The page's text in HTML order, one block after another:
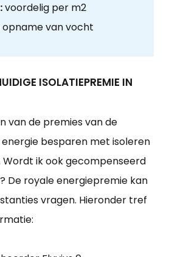
voordelig per m2
van vocht
ISOLATIEPREMIE IN
van de premies van de
besparen met isoleren
Wordt ik ook gecompenseerd
De royale energiepremie kan
vragen. Hieronder tref